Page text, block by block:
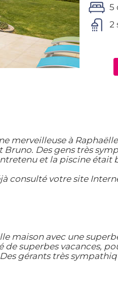
5
2
merveilleuse à
Des gens très
et la piscine était
consulté votre site
maison avec une
de superbes vacances,
gérants très